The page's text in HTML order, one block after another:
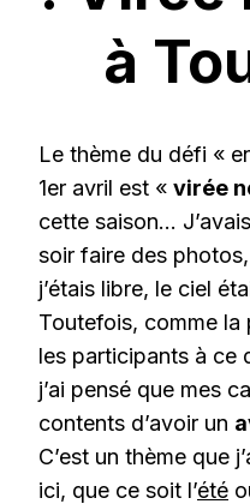
à
Le thème du défi «
1er avril est « virée
cette saison…
soir faire des
j’étais libre, le ciel
Toutefois, comme
les participants à ce
j’ai pensé que mes
contents d’avoir un
C’est un thème que
ici, que ce soit l’été